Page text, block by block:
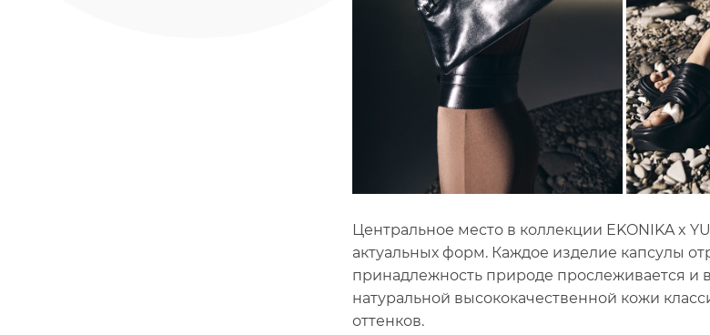
Центральное место в коллекции EKONIKA x
актуальных форм. Каждое изделие капсулы
принадлежность природе прослеживается
натуральной высококачественной кожи
оттенков.